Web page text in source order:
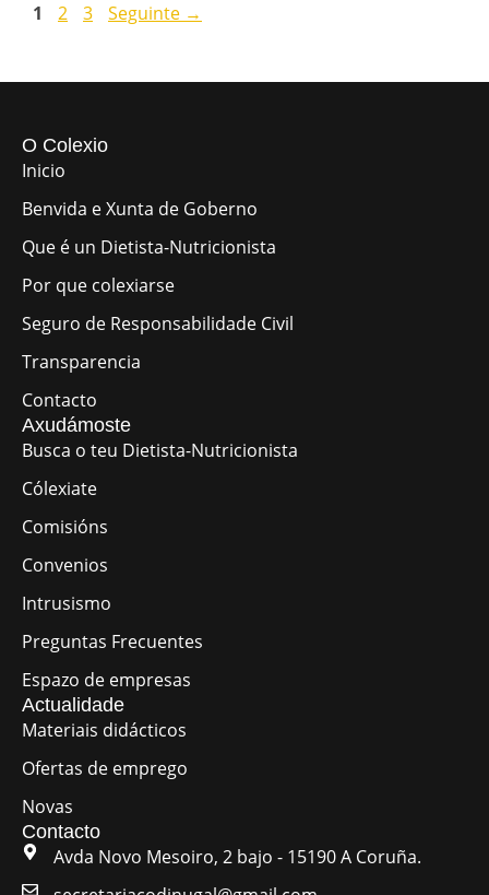
1 2 3 Seguinte →
O Colexio
Inicio
Benvida e Xunta de Goberno
Que é un Dietista-Nutricionista
Por que colexiarse
Seguro de Responsabilidade Civil
Transparencia
Contacto
Axudámoste
Busca o teu Dietista-Nutricionista
Cólexiate
Comisións
Convenios
Intrusismo
Preguntas Frecuentes
Espazo de empresas
Actualidade
Materiais didácticos
Ofertas de emprego
Novas
Contacto
Avda Novo Mesoiro, 2 bajo - 15190 A Coruña.